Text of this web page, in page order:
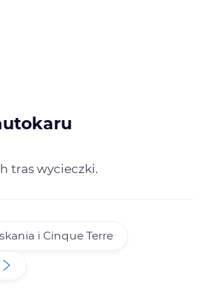
tras wycieczki.
i Cinque Terre